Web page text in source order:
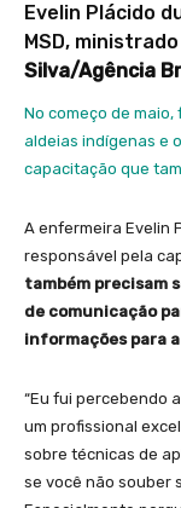
Evelin Plácido
MSD,
Silva/Agência
No começo de
aldeias indígenas e
capacitação que
A enfermeira Evelin
responsável pela
também precisam
de comunicação
informações para
“Eu fui percebendo
um profissional
sobre técnicas de
se você não souber